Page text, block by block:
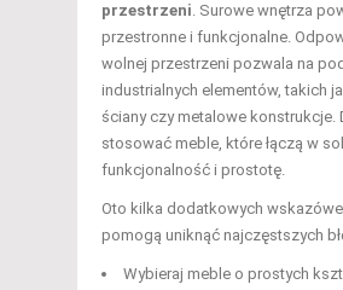
przestrzeni. Surowe wnętrza
przestronne i funkcjonalne.
wolnej przestrzeni pozwala na
industrialnych elementów, takich
ściany czy metalowe konstrukcje.
stosować meble, które łączą w
funkcjonalność i prostotę.
Oto kilka dodatkowych
pomogą uniknąć najczęstszych
Wybieraj meble o prostych